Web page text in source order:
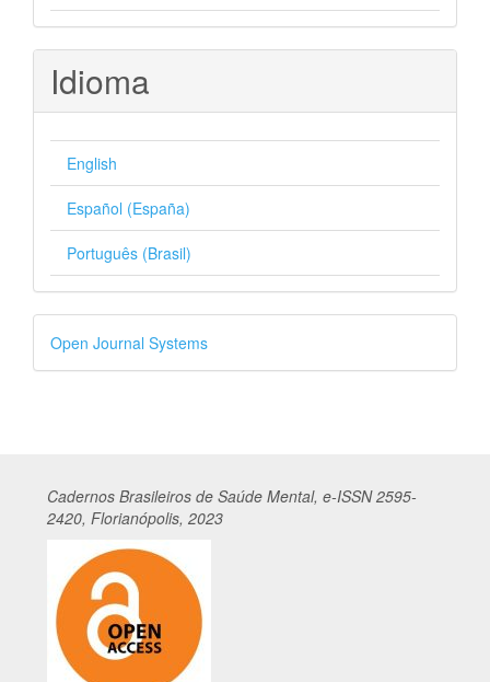
Idioma
English
Español (España)
Português (Brasil)
Desenvolvido
por
Open Journal Systems
Cadernos Brasileiros de Saúde Mental, e-ISSN 2595-
2420, Florianópolis, 2023